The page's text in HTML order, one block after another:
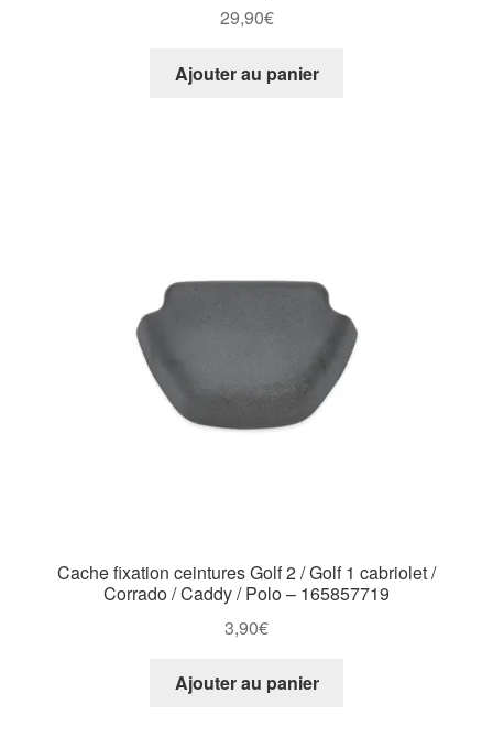
29,90€
Ajouter au panier
Cache fixation ceintures Golf 2 / Golf 1 cabriolet /
Corrado / Caddy / Polo – 165857719
3,90€
Ajouter au panier